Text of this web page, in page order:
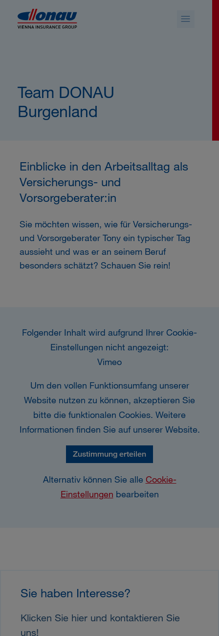
Team DONAU
Burgenland
Einblicke in den Arbeitsalltag als
Versicherungs- und
Vorsorgeberater:in
Sie möchten wissen, wie für Versicherungs-
und Vorsorgeberater Tony ein typischer Tag
aussieht und was er an seinem Beruf
besonders schätzt? Schauen Sie rein!
Folgender Inhalt wird aufgrund Ihrer Cookie-
Einstellungen nicht angezeigt:
Vimeo
Um den vollen Funktionsumfang unserer
Website nutzen zu können, akzeptieren Sie
bitte die funktionalen Cookies. Weitere
Informationen finden Sie auf unserer Website.
Zustimmung erteilen
Alternativ können Sie alle Cookie-
Einstellungen bearbeiten
Sie haben Interesse?
Klicken Sie hier und kontaktieren Sie
uns!